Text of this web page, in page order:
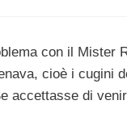
con il Mister
cioè i cugini
accettasse di